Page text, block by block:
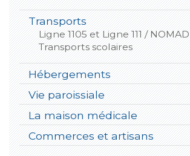
Transports
Ligne 1105 et Ligne 111 / NOMAD
Transports scolaires
Hébergements
Vie paroissiale
La maison médicale
Commerces et artisans